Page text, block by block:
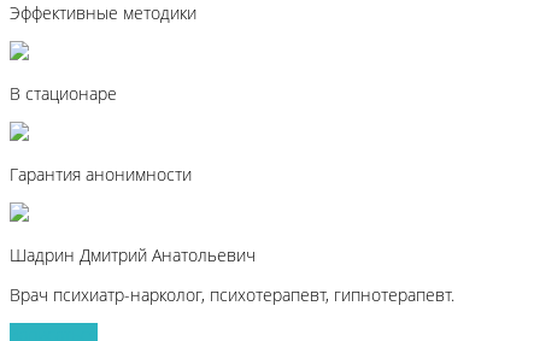
Эффективные методики
В стационаре
Гарантия анонимности
Шадрин Дмитрий Анатольевич
Врач психиатр-нарколог, психотерапевт, гипнотерапевт.